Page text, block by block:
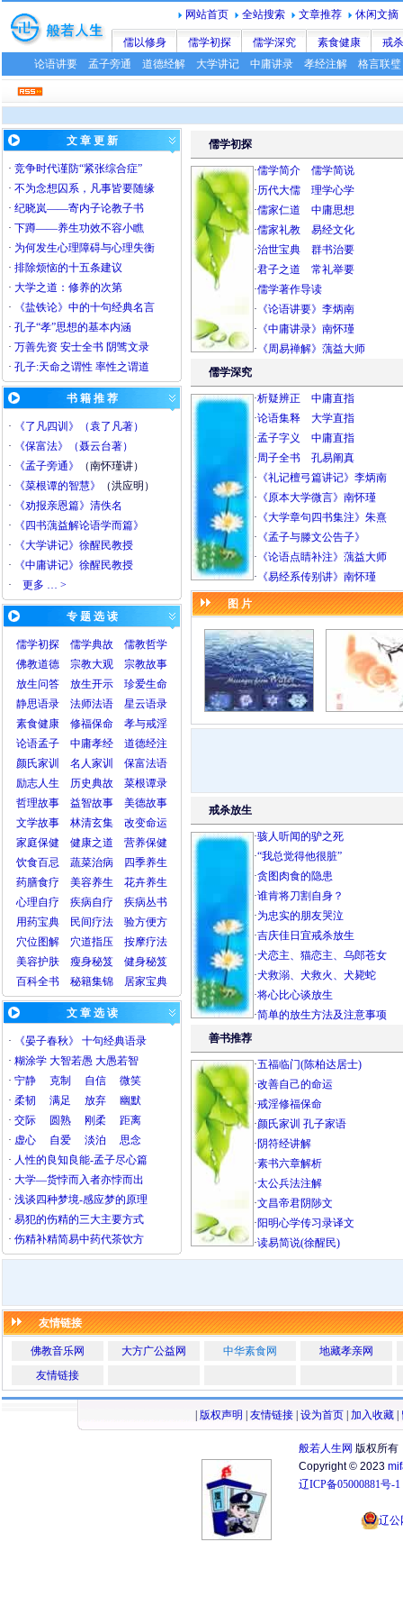
网站首页 全站搜索 文章推荐 休闲文摘
儒以修身 儒学初探 儒学深究 素食健康
戒
论语讲要
孟子旁通 道德经解 大学讲记 中庸讲录 孝经注解 格言联璧
文 章 更 新
· 竞争时代谨防“紧张综合症”
· 不为念想囚系，凡事皆要随缘
· 纪晓岚——寄内子论教子书
· 下蹲——养生功效不容小瞧
· 为何发生心理障碍与心理失衡
· 排除烦恼的十五条建议
· 大学之道：修养的次第
·
《盐铁论》中的十句经典名言
· 孔子“孝”思想的基本内涵
· 万善先资 安士全书 阴骘文录
· 孔子:天命之谓性 率性之谓道
书 籍 推 荐
·
《了凡四训》（袁了凡著）
·
《保富法》（聂云台著）
·
《孟子旁通》
（南怀瑾讲）
·
《菜根谭的智慧》
（洪应明）
·
《劝报亲恩篇》清佚名
·
《四书蕅益解论语学而篇》
·
《大学讲记》徐醒民教授
·
《中庸讲记》徐醒民教授
· 更多 … >
专 题 选 读
儒学初探 儒学典故
儒教哲学
佛教道德
宗教大观
宗教故事
放生问答
放生开示
珍爱生命
静思语录
法师法语
星云语录
素食健康
修福保命
孝与戒淫
论语孟子 中庸孝经
道德经注
颜氏家训
名人家训
保富法语
励志人生
历史典故
菜根谭录
哲理故事
益智故事
美德故事
文学故事
林清玄集
改变命运
家庭保健
健康之道
营养保健
饮食百忌
蔬菜治病
四季养生
药膳食疗
美容养生
花卉养生
心理自疗
疾病自疗
疾病丛书
用药宝典
民间疗法 验方便方
穴位图解
穴道指压
按摩疗法
美容护肤
瘦身秘笈
健身秘笈
百科全书
秘籍集锦 居家宝典
文 章 选 读
·
《晏子春秋》 十句经典语录
· 糊涂学 大智若愚 大愚若智
· 宁静 克制 自信
微笑
· 柔韧 满足 放弃
幽默
· 交际 圆熟 刚柔
距离
· 虚心 自爱 淡泊
思念
· 人性的良知良能-孟子尽心篇
· 大学—货悖而入者亦悖而出
· 浅谈四种梦境-感应梦的原理
· 易犯的伤精的三大主要方式
· 伤精补精简易中药代茶饮方
儒学初探
·儒学简介
儒学简说
·历代大儒
理学心学
·儒家仁道
中庸思想
·儒家礼教
易经文化
·治世宝典
群书治要
·君子之道
常礼举要
·儒学著作导读
· 《论语讲要》李炳南
· 《中庸讲录》南怀瑾
· 《周易禅解》蕅益大师
儒学深究
·析疑辨正
中庸直指
·论语集释
大学直指
·孟子字义
中庸直指
·周子全书
孔易阐真
· 《礼记檀弓篇讲记》李炳南
· 《原本大学微言》南怀瑾
· 《大学章句四书集注》朱熹
· 《孟子与滕文公告子》
· 《论语点睛补注》蕅益大师
· 《易经系传别讲》南怀瑾
图 片
戒杀放生
·骇人听闻的驴之死
·“我总觉得他很脏”
·贪图肉食的隐患
·谁肯将刀割自身？
·为忠实的朋友哭泣
·吉庆佳日宜戒杀放生
·犬恋主、猫恋主、乌郎苍女
·犬救溺、犬救火、犬毙蛇
·将心比心谈放生
·简单的放生方法及注意事项
善书推荐
·五福临门(陈柏达居士)
·改善自己的命运
·戒淫修福保命
·颜氏家训 孔子家语
· 阴符经讲解
·素书六章解析
·太公兵法注解
·文昌帝君阴陟文
·阳明心学传习录译文
·读易简说(徐醒民)
友情链接
佛教音乐网 大方广公益网 中华素食网
地藏孝亲网
友情链接
版权声明 友情链接 设为首页 加入收藏
般若人生网 版权所有
Copyright © 2023
辽ICP备05000881号-1
辽公